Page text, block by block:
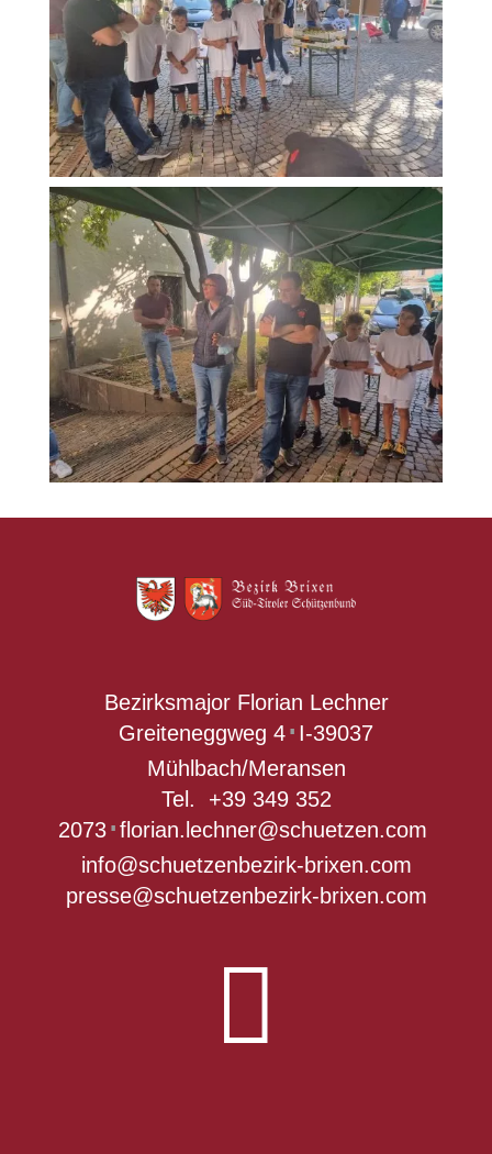
Bezirksmajor Florian Lechner
Greiteneggweg 4 ∎ I-39037
Mühlbach/Meransen
Tel. +39 349 352
2073 ∎ florian.lechner@schuetzen.com
info@schuetzenbezirk-brixen.com
presse@schuetzenbezirk-brixen.com
